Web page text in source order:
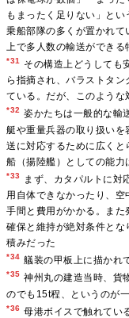
もまったく足りない」と
乗船部隊の多くが置かれて
上で多人数の輸送ができ
*31
その構造上どうしても
ら指摘され、バラストタ
ている。だが、このよう
*32 姿かたちは一般的な輸
艇や重量兵器の取り扱い
送に対応するために広く
船（揚陸艦）としての能力
*33
まず、カタパルトに対
用自体できなかったり、空
手間と費用がかかる。ま
確保と維持が絶対条件とな
積みだった
*34 艤装の甲板上に描かれ
*35 神州丸の建造当時、貨
のでも15t程、というのが
*36 母港ボイスで触れてい